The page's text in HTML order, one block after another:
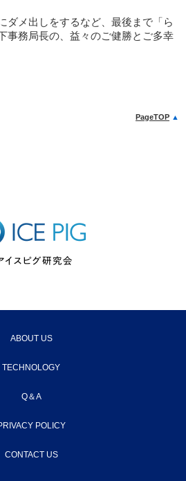
ダメ出しをするなど、最後まで「ら
事務局長の、益々のご健勝とご多幸
PageTOP ▲
ABOUT US
TECHNOLOGY
Q＆A
POLICY
CONTACT US